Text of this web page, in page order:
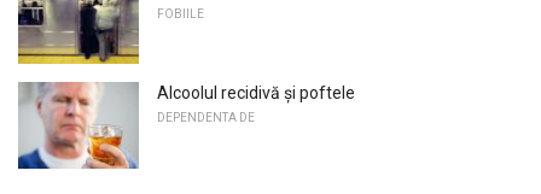
FOBIILE
Alcoolul recidivă și poftele
DEPENDENTA DE